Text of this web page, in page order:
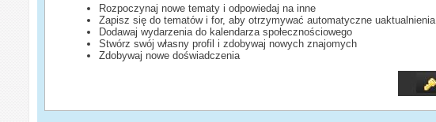
Rozpoczynaj nowe tematy i odpowiedaj na inne
Zapisz się do tematów i for, aby otrzymywać automatyczne uaktualnienia
Dodawaj wydarzenia do kalendarza społecznościowego
Stwórz swój własny profil i zdobywaj nowych znajomych
Zdobywaj nowe doświadczenia